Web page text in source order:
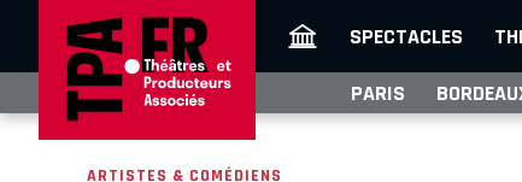
SPECTACLES
PARIS
ARTISTES & COMÉDIENS